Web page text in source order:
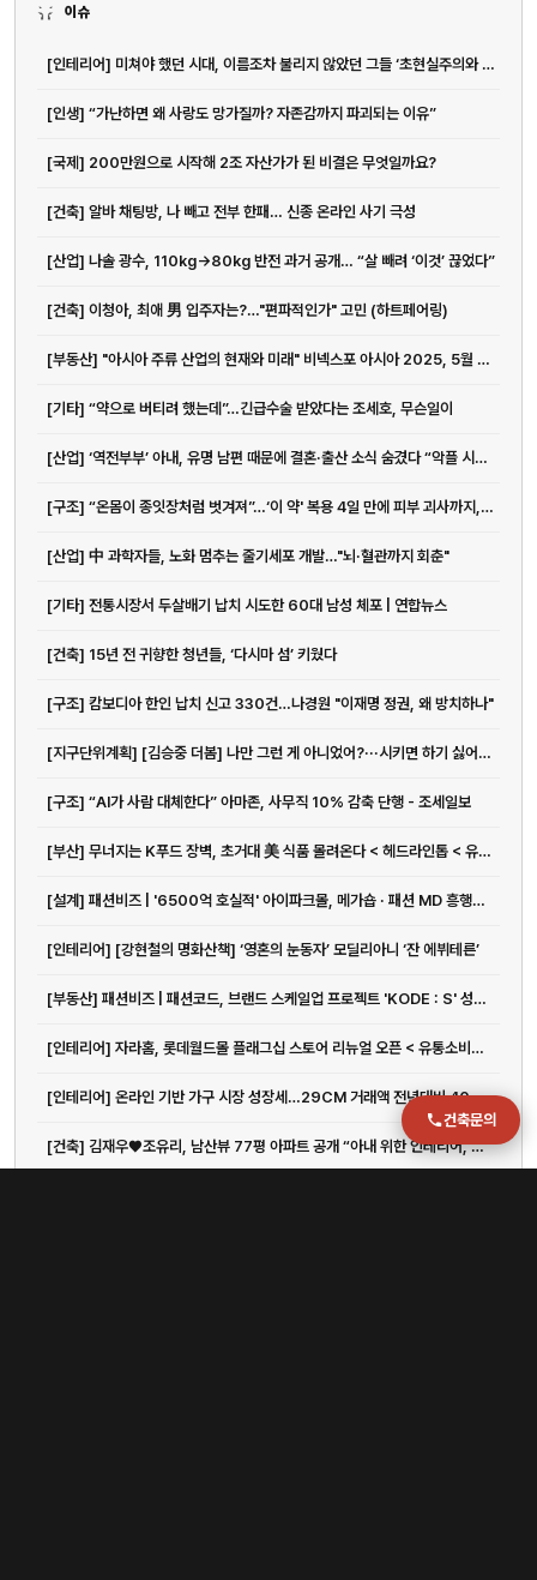
이슈
[인테리어] 미쳐야 했던 시대, 이름조차 불리지 않았던 그들 ‘초현실주의와 한국근...
[인생] “가난하면 왜 사랑도 망가질까? 자존감까지 파괴되는 이유”
[국제] 200만원으로 시작해 2조 자산가가 된 비결은 무엇일까요?
[건축] 알바 채팅방, 나 빼고 전부 한패… 신종 온라인 사기 극성
[산업] 나솔 광수, 110kg→80kg 반전 과거 공개… “살 빼려 ‘이것’ 끊었다”
[건축] 이청아, 최애 男 입주자는?…"편파적인가" 고민 (하트페어링)
[부동산] "아시아 주류 산업의 현재와 미래" 비넥스포 아시아 2025, 5월 27일부터 29일까지 싱가포르 마리나 베이 샌즈에서 개최! < 일반 < 기사 < Wine < 기사본문 - 소믈리에타임즈
[기타] “약으로 버티려 했는데”…긴급수술 받았다는 조세호, 무슨일이
[산업] ‘역전부부’ 아내, 유명 남편 때문에 결혼·출산 소식 숨겼다 “악플 시달리기도”(결혼지옥)
[구조] “온몸이 종잇장처럼 벗겨져”…‘이 약' 복용 4일 만에 피부 괴사까지, 무슨 일?
[산업] 中 과학자들, 노화 멈추는 줄기세포 개발…"뇌·혈관까지 회춘"
[기타] 전통시장서 두살배기 납치 시도한 60대 남성 체포 | 연합뉴스
[건축] 15년 전 귀향한 청년들, ‘다시마 섬’ 키웠다
[구조] 캄보디아 한인 납치 신고 330건…나경원 "이재명 정권, 왜 방치하나"
[지구단위계획] [김승중 더봄] 나만 그런 게 아니었어?···시키면 하기 싫어지는 마음, 우회 방법은 < 김승중의 슬기로운 인간관계 < 더봄 < 기사본문 - 여성경제신문
[구조] “AI가 사람 대체한다” 아마존, 사무직 10% 감축 단행 - 조세일보
[부산] 무너지는 K푸드 장벽, 초거대 美 식품 몰려온다 < 헤드라인톱 < 유통소비자 < 생활경제 < 기사본문 - 이뉴스투데이
[설계] 패션비즈 | '6500억 호실적' 아이파크몰, 메가숍 · 패션 MD 흥행몰이 통했다
[인테리어] [강현철의 명화산책] ‘영혼의 눈동자’ 모딜리아니 ‘잔 에뷔테른’
[부동산] 패션비즈 | 패션코드, 브랜드 스케일업 프로젝트 'KODE : S' 성료... 우승자는 몽세누
[인테리어] 자라홈, 롯데월드몰 플래그십 스토어 리뉴얼 오픈 < 유통소비자 < 생활경제 < 기사본문 - 이뉴스투데이
[인테리어] 온라인 기반 가구 시장 성장세…29CM 거래액 전년대비 40% 증가
[건축] 김재우♥조유리, 남산뷰 77평 아파트 공개 “아내 위한 인테리어, 침대는 따로”(행가집)
건축문의
jmc@chiho.co.kr
주소
POSCO 샤인오피스 306호
운영시간